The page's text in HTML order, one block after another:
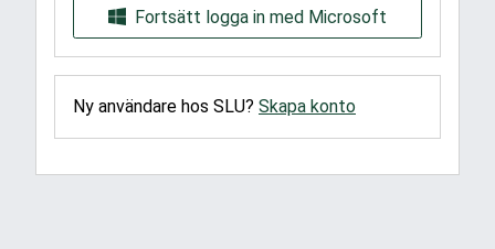
Fortsätt logga in med Microsoft
Ny användare hos SLU? Skapa konto